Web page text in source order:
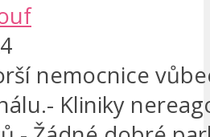
nemocnice
Kliniky